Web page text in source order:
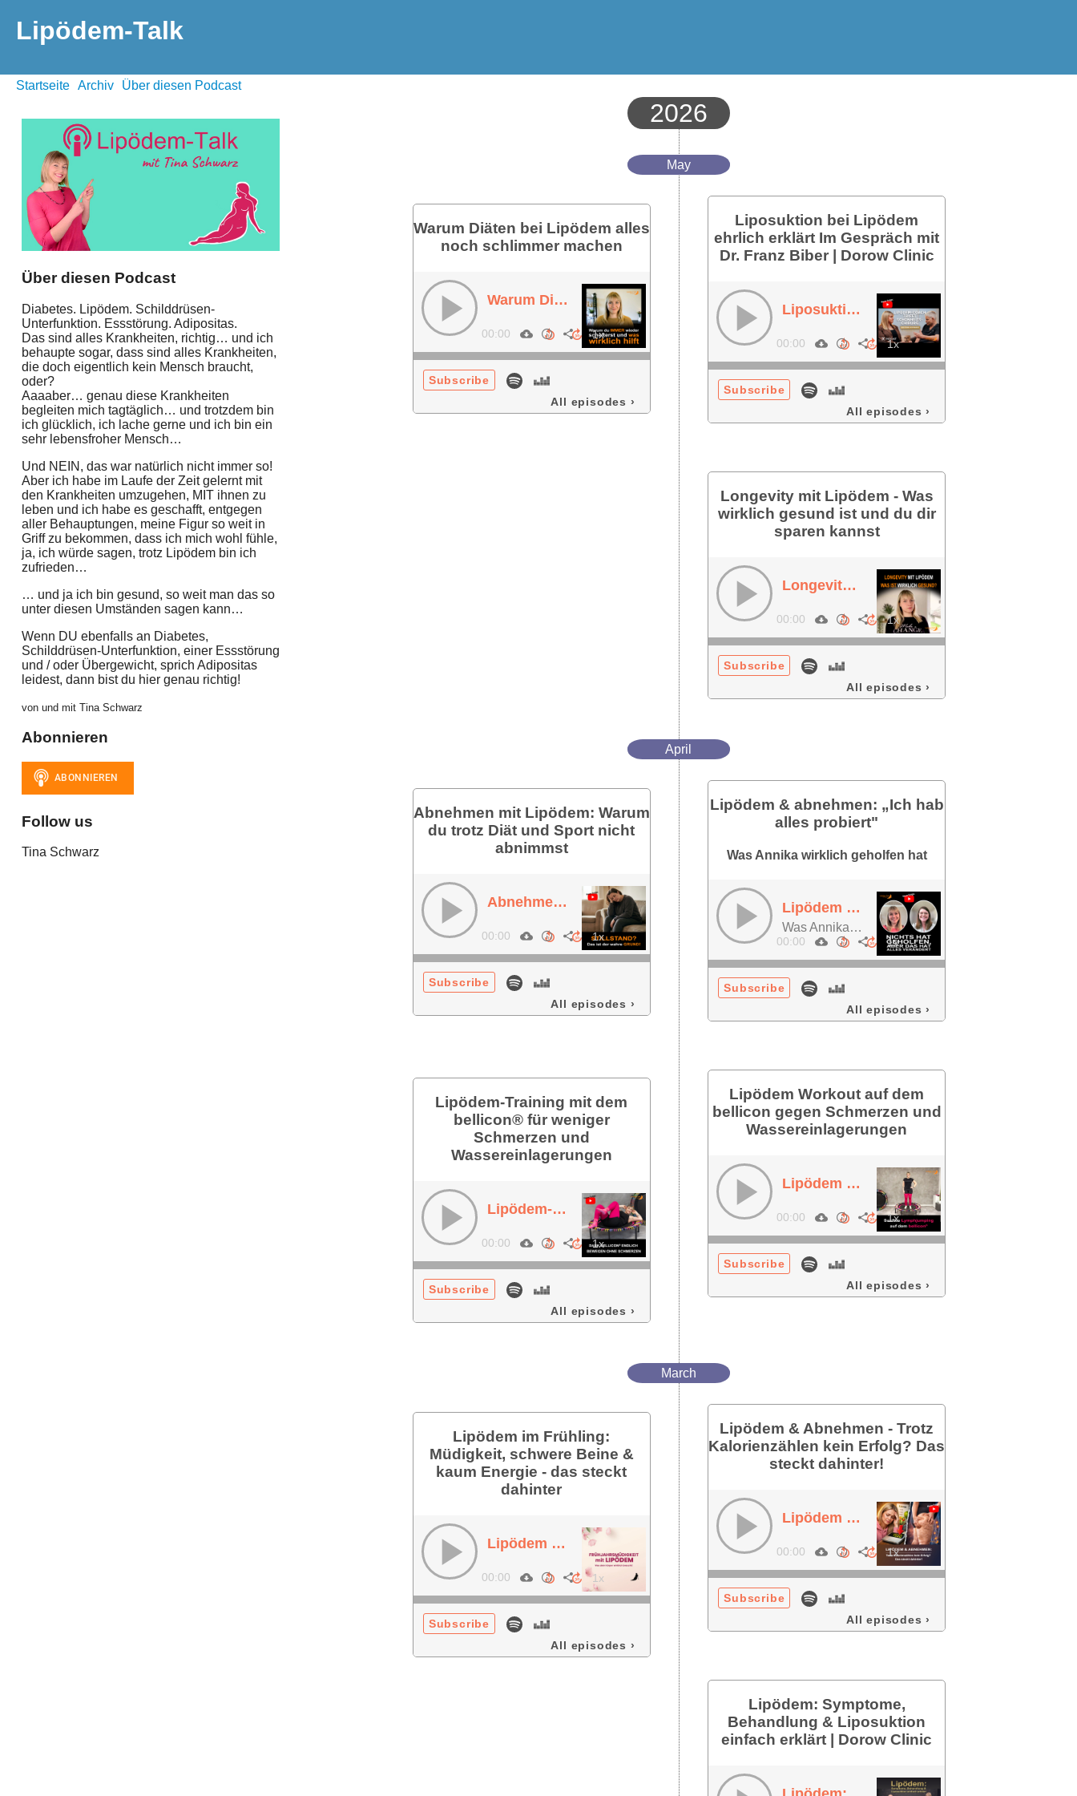
Lipödem-Talk
Startseite Archiv Über diesen Podcast
Über diesen Podcast
Diabetes. Lipödem. Schilddrüsen-
Unterfunktion. Essstörung. Adipositas.
Das sind alles Krankheiten, richtig… und ich
behaupte sogar, dass sind alles Krankheiten,
die doch eigentlich kein Mensch braucht,
oder?
Aaaaber… genau diese Krankheiten
begleiten mich tagtäglich… und trotzdem bin
ich glücklich, ich lache gerne und ich bin ein
sehr lebensfroher Mensch…
Und NEIN, das war natürlich nicht immer so!
Aber ich habe im Laufe der Zeit gelernt mit
den Krankheiten umzugehen, MIT ihnen zu
leben und ich habe es geschafft, entgegen
aller Behauptungen, meine Figur so weit in
Griff zu bekommen, dass ich mich wohl fühle,
ja, ich würde sagen, trotz Lipödem bin ich
zufrieden…
… und ja ich bin gesund, so weit man das so
unter diesen Umständen sagen kann…
Wenn DU ebenfalls an Diabetes,
Schilddrüsen-Unterfunktion, einer Essstörung
und / oder Übergewicht, sprich Adipositas
leidest, dann bist du hier genau richtig!
von und mit Tina Schwarz
Abonnieren
Follow us
Tina Schwarz
2026
May
Liposuktion bei Lipödem
ehrlich erklärt Im Gespräch mit
Dr. Franz Biber | Dorow Clinic
Liposuktion bei Lipödem ehrlich erklärt Im Gespräch mit Dr. Franz Biber | Dorow Clinic
00:00
Subscribe
All episodes ›
Warum Diäten bei Lipödem alles
noch schlimmer machen
Warum Diäten bei Lipödem alles noch schlimmer machen
00:00
Subscribe
All episodes ›
Longevity mit Lipödem - Was
wirklich gesund ist und du dir
sparen kannst
Longevity mit Lipödem - Was wirklich gesund ist und du dir sparen kannst
00:00
Subscribe
All episodes ›
April
Lipödem & abnehmen: „Ich hab
alles probiert"
Was Annika wirklich geholfen hat
Lipödem & abnehmen: „Ich hab alles probiert"
Was Annika wirklich geholfen hat
00:00
Subscribe
All episodes ›
Abnehmen mit Lipödem: Warum
du trotz Diät und Sport nicht
abnimmst
Abnehmen mit Lipödem: Warum du trotz Diät und Sport nicht abnimmst
00:00
Subscribe
All episodes ›
Lipödem Workout auf dem
bellicon gegen Schmerzen und
Wassereinlagerungen
Lipödem Workout auf dem bellicon gegen Schmerzen und Wassereinlagerungen
00:00
Subscribe
All episodes ›
Lipödem-Training mit dem
bellicon® für weniger
Schmerzen und
Wassereinlagerungen
Lipödem-Training mit dem bellicon® für weniger Schmerzen und Wassereinlagerungen
00:00
Subscribe
All episodes ›
March
Lipödem & Abnehmen - Trotz
Kalorienzählen kein Erfolg? Das
steckt dahinter!
Lipödem & Abnehmen - Trotz Kalorienzählen kein Erfolg? Das steckt dahinter!
00:00
Subscribe
All episodes ›
Lipödem im Frühling:
Müdigkeit, schwere Beine &
kaum Energie - das steckt
dahinter
Lipödem im Frühling: Müdigkeit, schwere Beine & kaum Energie - das steckt dahinter
00:00
Subscribe
All episodes ›
Lipödem: Symptome,
Behandlung & Liposuktion
einfach erklärt | Dorow Clinic